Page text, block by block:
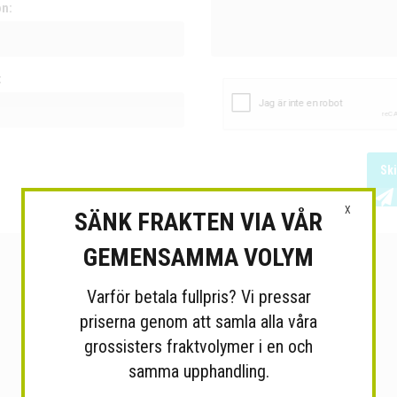
X
SÄNK FRAKTEN VIA VÅR
GEMENSAMMA VOLYM
Varför betala fullpris? Vi pressar
priserna genom att samla alla våra
grossisters fraktvolymer i en och
samma upphandling.